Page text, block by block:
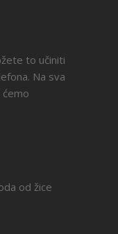
to učiniti
Na sva
od žice